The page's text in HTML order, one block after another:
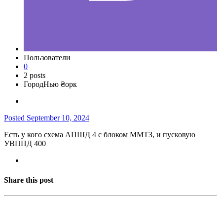
Пользователи
0
2 posts
ГородНью ₴орк
Posted September 10, 2024
Есть у кого схема АПШД 4 с блоком ММТЗ, и пусковую
УВППД 400
Share this post